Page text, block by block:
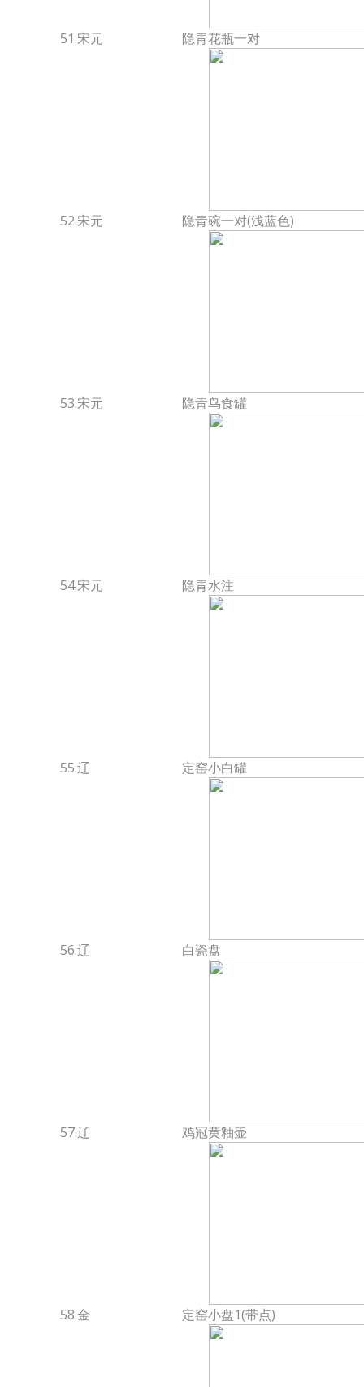
51.宋元 隐青花瓶一对
52.宋元 隐青碗一对(浅蓝色)
53.宋元 隐青鸟食罐
54.宋元 隐青水注
55.辽 定窑小白罐
56.辽 白瓷盘
57.辽 鸡冠黄釉壶
58.金 定窑小盘1(带点)